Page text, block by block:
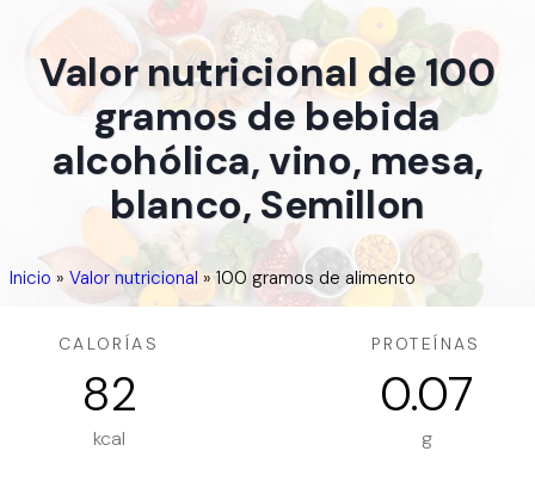
Valor nutricional de 100
gramos de bebida
alcohólica, vino, mesa,
blanco, Semillon
Inicio » Valor nutricional »100 gramos de alimento
CALORÍAS
82
kcal
PROTEÍNAS
0.07
g